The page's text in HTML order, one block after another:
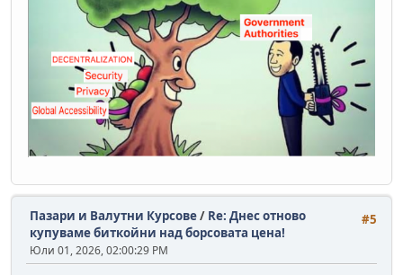
#5
Пазари и Валутни Курсове/ Re: Днес отново
купуваме биткойни над борсовата цена!
Юли 01, 2026, 02:00:29 PM